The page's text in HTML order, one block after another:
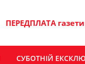
ПЕРЕДПЛАТА газети
СУБОТНІЙ